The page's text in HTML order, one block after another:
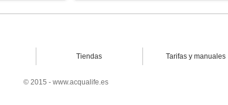
Tiendas Tarifas y manuales
© 2015 - www.acqualife.es